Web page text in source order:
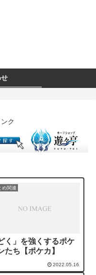
ク
め関連
く」を強くするポケ
たち【ポケカ】
2022.05.16